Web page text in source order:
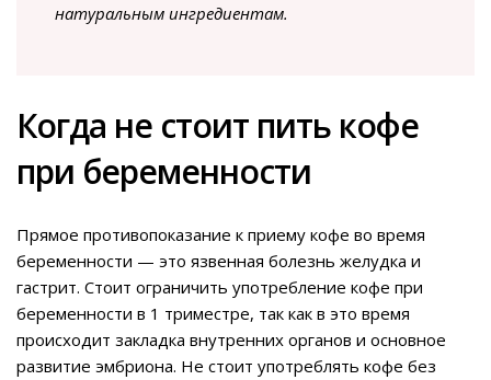
натуральным ингредиентам.
Когда не стоит пить кофе
при беременности
Прямое противопоказание к приему кофе во время
беременности — это язвенная болезнь желудка и
гастрит. Стоит ограничить употребление кофе при
беременности в 1 триместре, так как в это время
происходит закладка внутренних органов и основное
развитие эмбриона. Не стоит употреблять кофе без